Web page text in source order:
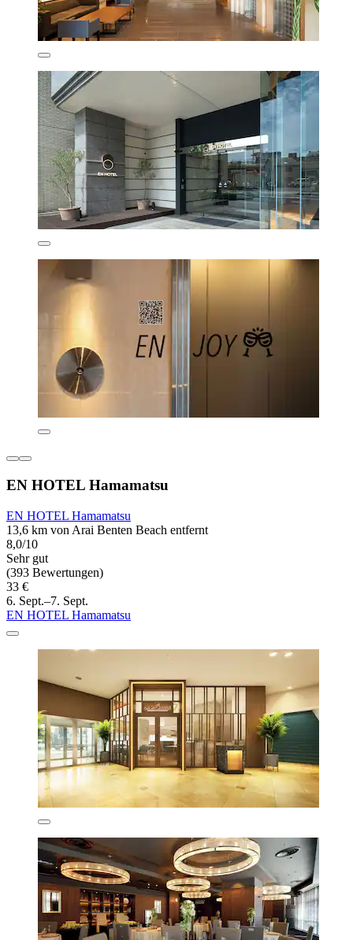
EN HOTEL Hamamatsu
EN HOTEL Hamamatsu
13,6 km von Arai Benten Beach entfernt
8,0/10
Sehr gut
(393 Bewertungen)
33 €
6. Sept.–7. Sept.
EN HOTEL Hamamatsu